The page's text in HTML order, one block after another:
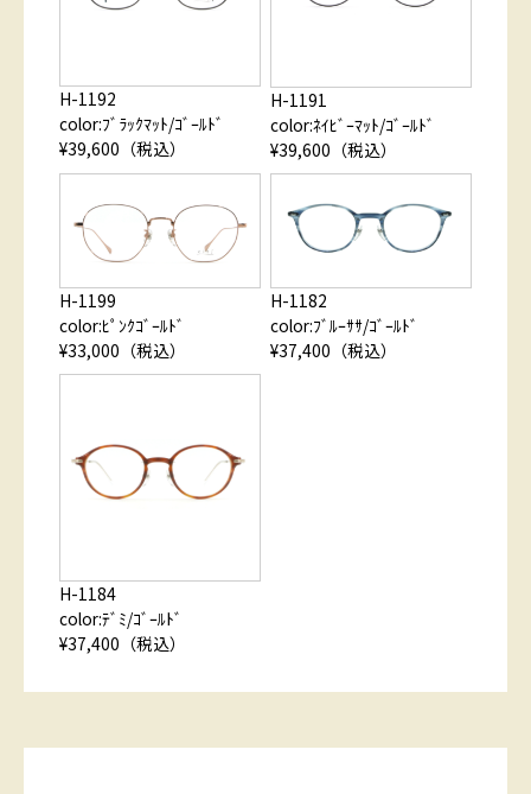
H-1192
color:ﾌﾞﾗｯｸﾏｯﾄ/ｺﾞｰﾙﾄﾞ
¥39,600（税込）
H-1191
color:ﾈｲﾋﾞｰﾏｯﾄ/ｺﾞｰﾙﾄﾞ
¥39,600（税込）
H-1199
color:ﾋﾟﾝｸｺﾞｰﾙﾄﾞ
¥33,000（税込）
H-1182
color:ﾌﾞﾙｰｻｻ/ｺﾞｰﾙﾄﾞ
¥37,400（税込）
H-1184
color:ﾃﾞﾐ/ｺﾞｰﾙﾄﾞ
¥37,400（税込）